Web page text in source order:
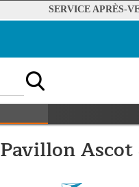
SERVICE APRÈS-
Pavillon